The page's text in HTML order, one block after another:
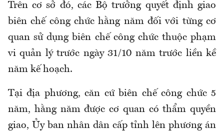
Trên cơ sở đó, các Bộ trưởng quyết định giao
biên chế công chức hằng năm đối với từng cơ
quan sử dụng biên chế công chức thuộc phạm
vi quản lý trước ngày 31/10 năm trước liền kề
năm kế hoạch.
Tại địa phương, căn cứ biên chế công chức 5
năm, hằng năm được cơ quan có thẩm quyền
giao, Ủy ban nhân dân cấp tỉnh lên phương án